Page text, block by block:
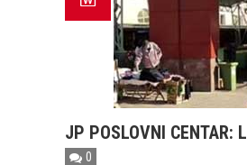
JP POSLOVNI CENTAR:
0